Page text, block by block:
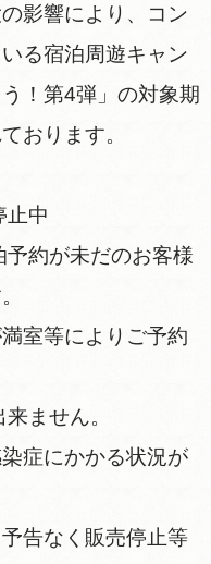
影響により、コン
る宿泊周遊キャン
！第4弾」の対象期
おります。
止中
約が未だのお客様
室等によりご予約
ません。
症にかかる状況が
告なく販売停止等